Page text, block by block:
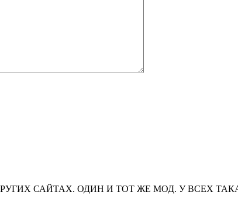
САЙТАХ. ОДИН И ТОТ ЖЕ МОД. У ВСЕХ